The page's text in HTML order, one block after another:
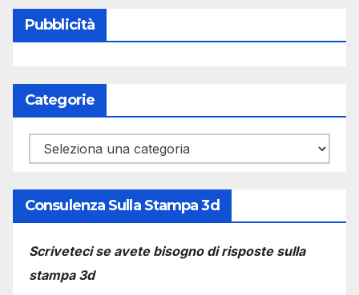
Pubblicità
Categorie
Categorie
Consulenza Sulla Stampa 3d
Scriveteci se avete bisogno di risposte sulla
stampa 3d